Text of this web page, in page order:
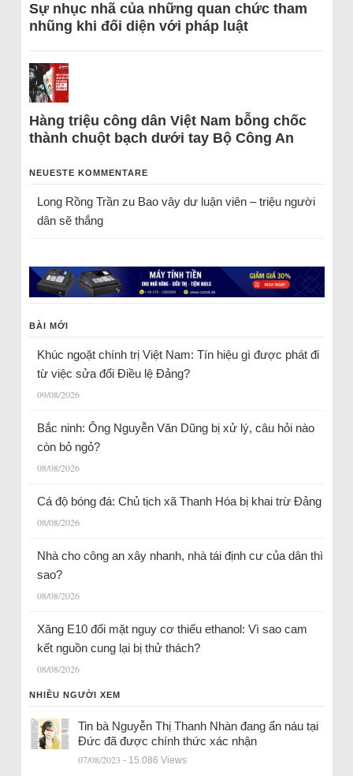
Sự nhục nhã của những quan chức tham
nhũng khi đối diện với pháp luật
Hàng triệu công dân Việt Nam bỗng chốc
thành chuột bạch dưới tay Bộ Công An
NEUESTE KOMMENTARE
Long Rồng Trầnzu Bao vây dư luận viên – triệu người
dân sẽ thắng
BÀI MỚI
Khúc ngoặt chính trị Việt Nam: Tín hiệu gì được phát đi
từ việc sửa đổi Điều lệ Đảng?
09/08/2026
Bắc ninh: Ông Nguyễn Văn Dũng bị xử lý, câu hỏi nào
còn bỏ ngỏ?
08/08/2026
Cá độ bóng đá: Chủ tịch xã Thanh Hóa bị khai trừ Đảng
08/08/2026
Nhà cho công an xây nhanh, nhà tái định cư của dân thì
sao?
08/08/2026
Xăng E10 đối mặt nguy cơ thiếu ethanol: Vì sao cam
kết nguồn cung lại bị thử thách?
08/08/2026
NHIỀU NGƯỜI XEM
Tin bà Nguyễn Thị Thanh Nhàn đang ẩn náu tại
Đức đã được chính thức xác nhận
07/08/2023 - 15.086 Views